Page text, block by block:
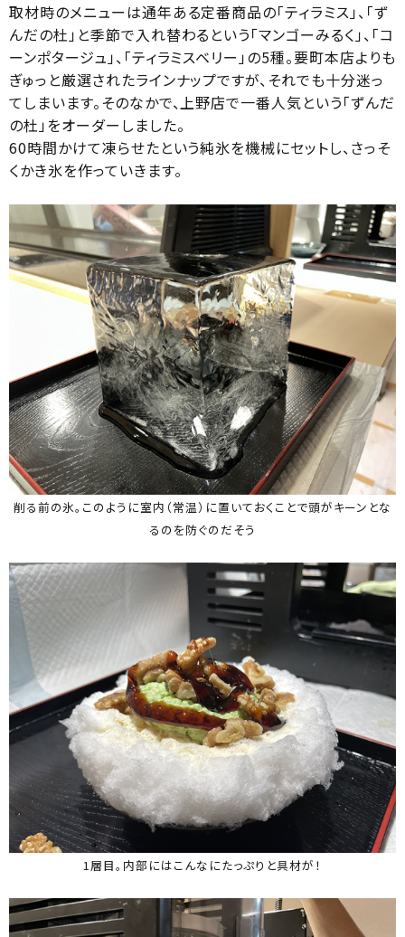
取材時のメニューは通年ある定番商品の「ティラミス」、「ず
んだの杜」と季節で入れ替わるという「マンゴーみるく」、「コ
ーンポタージュ」、「ティラミスベリー」の5種。要町本店よりも
ぎゅっと厳選されたラインナップですが、それでも十分迷っ
てしまいます。そのなかで、上野店で一番人気という「ずんだ
の杜」をオーダーしました。
60時間かけて凍らせたという純氷を機械にセットし、さっそ
くかき氷を作っていきます。
削る前の氷。このように室内（常温）に置いておくことで頭がキーンとな
るのを防ぐのだそう
1層目。内部にはこんなにたっぷりと具材が！